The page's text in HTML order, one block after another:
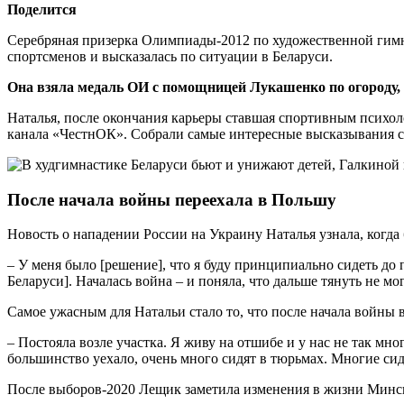
Поделится
Серебряная призерка Олимпиады-2012 по художественной
спортсменов и высказалась по ситуации в Беларуси.
Она взяла медаль ОИ с помощницей Лукашенко по огороду,
Наталья, после окончания карьеры ставшая спортивным
канала «ЧестнОК». Собрали самые интересные высказывания
После начала войны переехала в Польшу
Новость о нападении России на Украину Наталья узнала,
– У меня было [решение], что я буду принципиально сидеть до
Беларуси]. Началась война – и поняла, что дальше тянуть не
Самое ужасным для Натальи стало то, что после начала войны
– Постояла возле участка. Я живу на отшибе и у нас не так
большинство уехало, очень много сидят в тюрьмах. Многие
После выборов-2020 Лещик заметила изменения в жизни